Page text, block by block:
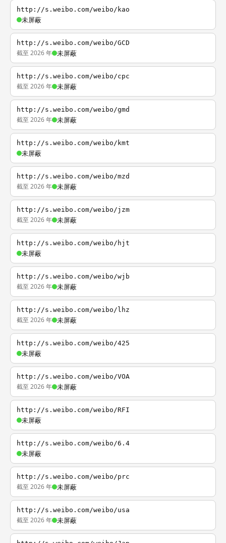
http://s.weibo.com/weibo/kao
未屏蔽
http://s.weibo.com/weibo/GCD
截至 2026 年 未屏蔽
http://s.weibo.com/weibo/cpc
截至 2026 年 未屏蔽
http://s.weibo.com/weibo/gmd
截至 2026 年 未屏蔽
http://s.weibo.com/weibo/kmt
未屏蔽
http://s.weibo.com/weibo/mzd
截至 2026 年 未屏蔽
http://s.weibo.com/weibo/jzm
截至 2026 年 未屏蔽
http://s.weibo.com/weibo/hjt
未屏蔽
http://s.weibo.com/weibo/wjb
截至 2026 年 未屏蔽
http://s.weibo.com/weibo/lhz
截至 2026 年 未屏蔽
http://s.weibo.com/weibo/425
未屏蔽
http://s.weibo.com/weibo/VOA
截至 2026 年 未屏蔽
http://s.weibo.com/weibo/RFI
未屏蔽
http://s.weibo.com/weibo/6.4
未屏蔽
http://s.weibo.com/weibo/prc
截至 2026 年 未屏蔽
http://s.weibo.com/weibo/usa
截至 2026 年 未屏蔽